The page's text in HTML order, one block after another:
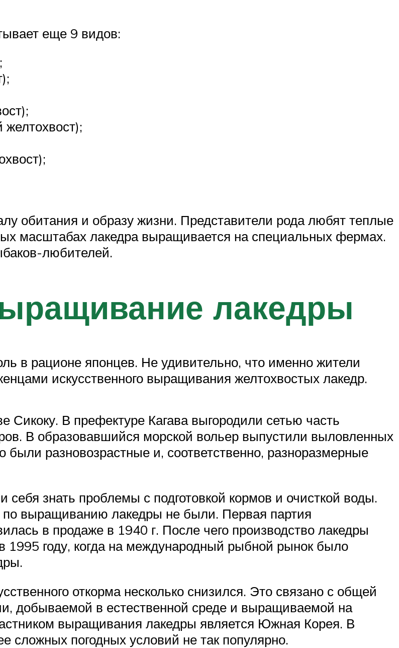
еще 9 видов:
обитания и образу жизни. Представители рода любят теплые
масштабах лакедра выращивается на специальных фермах.
любителей.
лакедры
в рационе японцев. Не удивительно, что именно жители
искусственного выращивания желтохвостых лакедр.
Сикоку. В префектуре Кагава выгородили сетью часть
В образовавшийся морской вольер выпустили выловленных
разновозрастные и, соответственно, разноразмерные
знать проблемы с подготовкой кормов и очисткой воды.
выращиванию лакедры не были. Первая партия
в продаже в 1940 г. После чего производство лакедры
1995 году, когда на международный рыбной рынок было
откорма несколько снизился. Это связано с общей
добываемой в естественной среде и выращиваемой на
выращивания лакедры является Южная Корея. В
сложных погодных условий не так популярно.